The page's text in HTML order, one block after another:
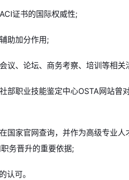
证书的国际权威性;
助加分作用;
议、论坛、商务考察、培训等相关
部职业技能鉴定中心OSTA网站曾
国家官网查询，并作为高级专业人
务晋升的重要依据;
认可。